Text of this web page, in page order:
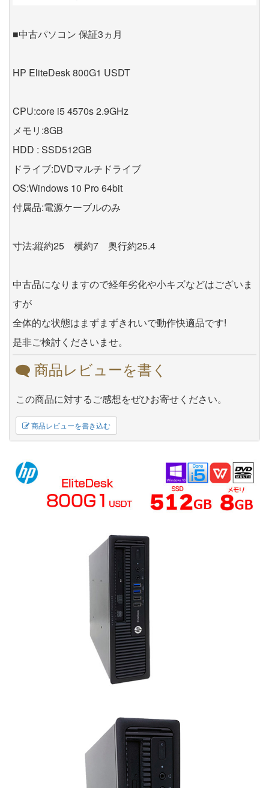
■中古パソコン 保証3ヵ月
HP EliteDesk 800G1 USDT
CPU:core i5 4570s 2.9GHz
メモリ:8GB
HDD : SSD512GB
ドライブ:DVDマルチドライブ
OS:Windows 10 Pro 64bit
付属品:電源ケーブルのみ
寸法:縦約25 横約7 奥行約25.4
中古品になりますので経年劣化や小キズなどはございま
すが
全体的な状態はまずまずきれいで動作快適品です!
是非ご検討くださいませ。
商品レビューを書く
この商品に対するご感想をぜひお寄せください。
商品レビューを書き込む